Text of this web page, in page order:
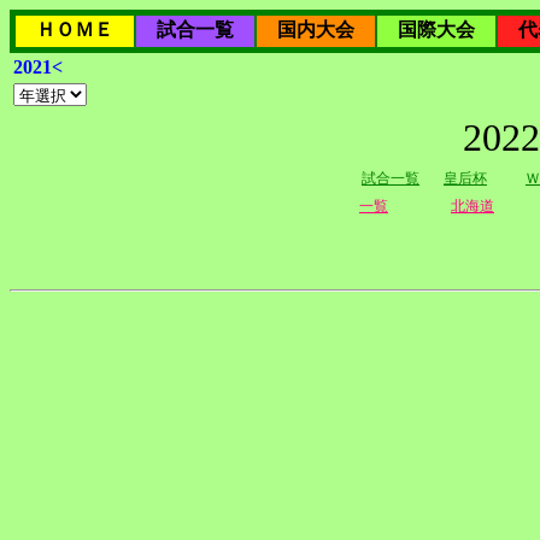
ＨＯＭＥ 試合一覧 国内大会 国際大会
2021<
試合一覧 皇后杯
一覧
北海道